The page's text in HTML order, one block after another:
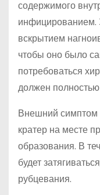
содержимого
инфицированием.
вскрытием
чтобы оно было
потребоваться
должен
Внешний симптом
кратер на месте
образования. В
будет
рубцевания.